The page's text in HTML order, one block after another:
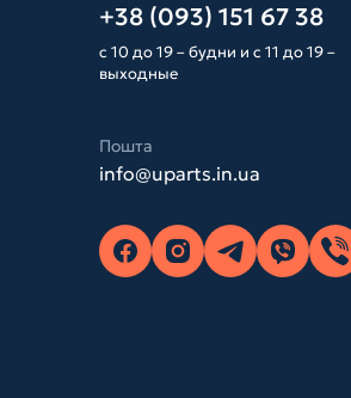
+38 (093) 151 67 38
с 10 до 19 – будни и с 11 до 19 –
выходные
Пошта
info@uparts.in.ua